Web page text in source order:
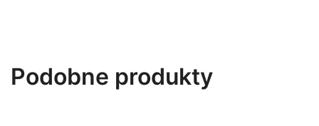
Podobne produkty